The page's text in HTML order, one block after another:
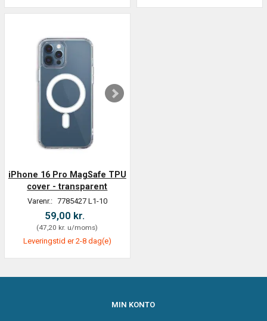
iPhone 16 Pro MagSafe TPU
cover - transparent
Varenr.: 7785427 L1-10
59,00 kr.
(47,20 kr. u/moms)
Leveringstid er 2-8 dag(e)
MIN KONTO